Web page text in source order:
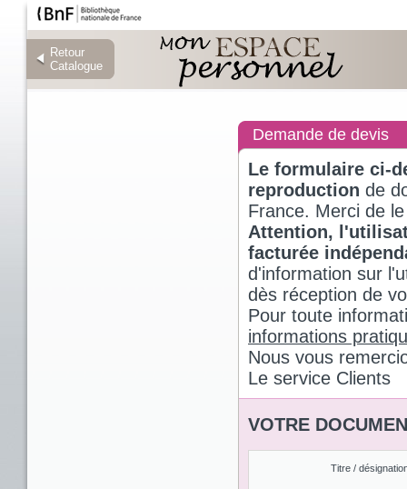
Retour
Catalogue
Retour
Catalogue
Demande de devis
Le formulaire ci-
reproduction de
France. Merci de
Attention,
facturée
d'information sur
dès réception de
Pour toute
informations
Nous vous
Le service Clients
VOTRE
Titre /